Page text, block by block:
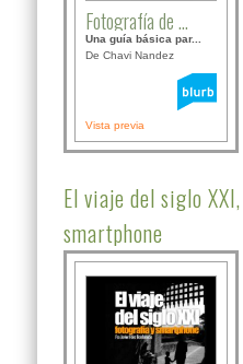
Fotografía de ...
Una guía básica par...
De Chavi Nandez
Vista previa
El viaje del siglo
smartphone